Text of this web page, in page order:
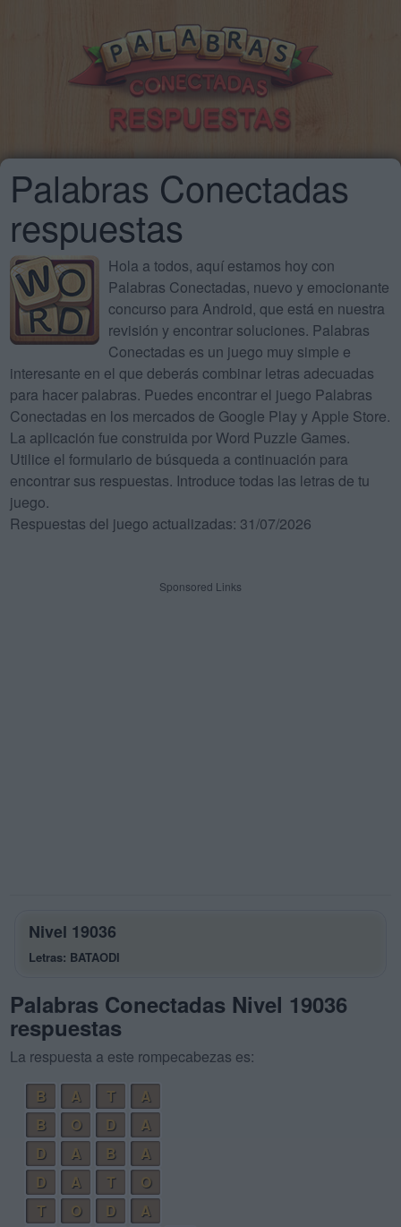
Palabras Conectadas
respuestas
Hola a todos, aquí estamos hoy con
Palabras Conectadas, nuevo y emocionante
concurso para Android, que está en nuestra
revisión y encontrar soluciones. Palabras
Conectadas es un juego muy simple e
interesante en el que deberás combinar letras adecuadas
para hacer palabras. Puedes encontrar el juego Palabras
Conectadas en los mercados de Google Play y Apple Store.
La aplicación fue construida por Word Puzzle Games.
Utilice el formulario de búsqueda a continuación para
encontrar sus respuestas. Introduce todas las letras de tu
juego.
Respuestas del juego actualizadas: 31/07/2026
Sponsored Links
Nivel 19036
Letras: BATAODI
Palabras Conectadas Nivel 19036
respuestas
La respuesta a este rompecabezas es:
B
A T
A
B
O D
A
D
A B
A
D
A T
O
T
O D
A